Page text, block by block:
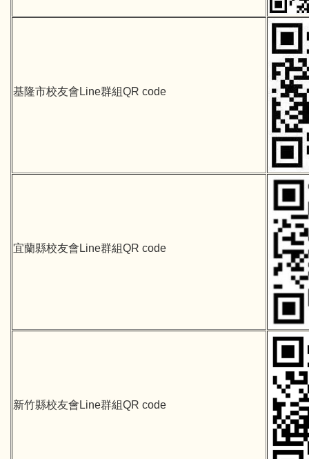
基隆市校友會Line群組QR code
宜蘭縣校友會Line群組QR code
新竹縣校友會Line群組QR code